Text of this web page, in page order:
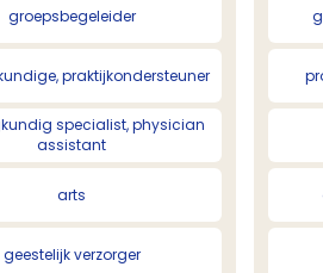
groepsbegeleider
praktijkondersteuner
specialist, physician
assistant
arts
geestelijk verzorger